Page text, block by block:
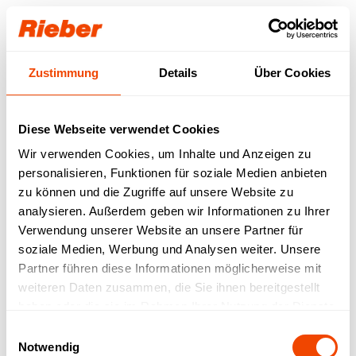
Zustimmung Details Über Cookies
Diese Webseite verwendet Cookies
Wir verwenden Cookies, um Inhalte und Anzeigen zu
personalisieren, Funktionen für soziale Medien anbieten
zu können und die Zugriffe auf unsere Website zu
analysieren. Außerdem geben wir Informationen zu Ihrer
Verwendung unserer Website an unsere Partner für
soziale Medien, Werbung und Analysen weiter. Unsere
Partner führen diese Informationen möglicherweise mit
weiteren Daten zusammen, die Sie ihnen bereitgestellt
Notwendig
Login
Unser Download-
Bereich für Sie.
Step 1: Wählen Sie Ihr Produkt / Ihre
Produktfamilie aus
Step 2: Wählen sie Ihren Download-Typ aus
FREI VERFÜGBAR
| Datenblätter |
Betriebsanleitungen | Prospekte | Kataloge
MIT LOGIN VERFÜGBAR| Bruttopreislisten |
Verfügbare Downloads werden abgerufen…